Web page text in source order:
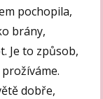
pochopila,
brány,
Je to způsob,
dobře,